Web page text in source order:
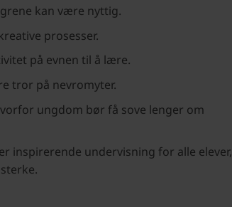
kan være nyttig.
prosesser.
på evnen til å lære.
tror på nevromyter.
ungdom bør få sove lenger om
inspirerende undervisning for alle elever,